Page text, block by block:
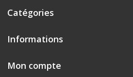
Catégories
Informations
Mon compte